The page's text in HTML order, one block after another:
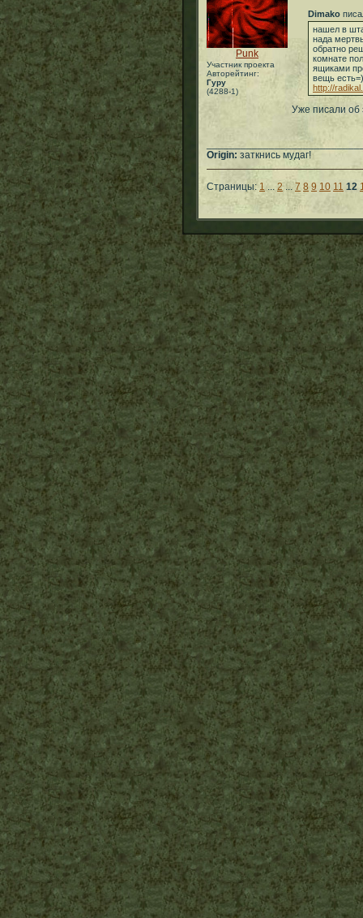
Punk
Участник проекта
Авторейтинг:
Гуру
(4288-1)
Dimako
нашел в
нада
обратно
комнате
ящиками
вещь есть=)
http://
Уже писали об
Origin: заткнись мудаг!
Страницы: 1... 2 ... 7 8 9 10 11 12